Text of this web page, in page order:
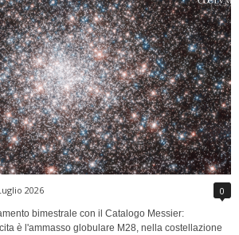
2026 0
bimestrale con il Catalogo Messier:
è l'ammasso globulare M28, nella costellazione